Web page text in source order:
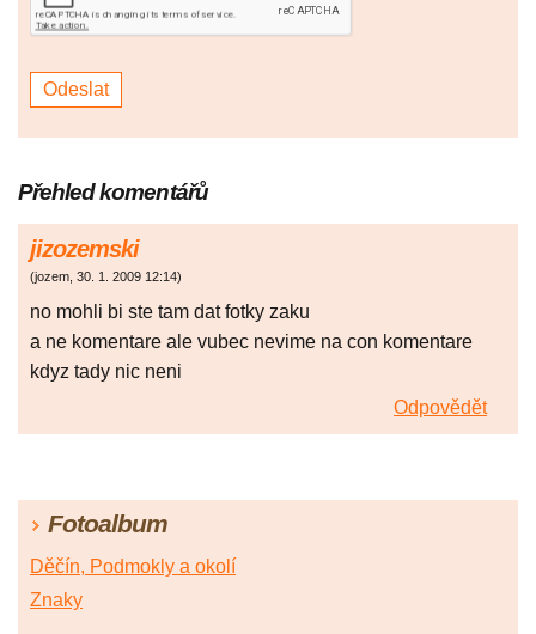
Přehled komentářů
jizozemski
(jozem, 30. 1. 2009 12:14)
no mohli bi ste tam dat fotky zaku
a ne komentare ale vubec nevime na con komentare
kdyz tady nic neni
Odpovědět
Fotoalbum
Děčín, Podmokly a okolí
Znaky